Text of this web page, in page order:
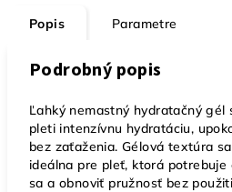
Popis Parametre
Podrobný popis
Ľahký nemastný hydratačný gél
pleti intenzívnu hydratáciu,
bez zaťaženia. Gélová textúra
ideálna pre pleť, ktorá
sa a obnoviť pružnosť bez